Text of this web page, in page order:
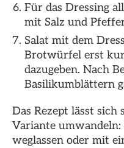
Für das Dressing
mit Salz und
Salat mit dem
Brotwürfel erst
dazugeben. Nach
Basilikumblättern
Das Rezept lässt sich
Variante
weglassen oder mit